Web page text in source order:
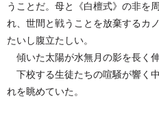
うことだ。母と《白檀式》の非を
れ、世間と戦うことを放棄するカ
たいし腹立たしい。
傾いた太陽が水無月の影を長く伸
下校する生徒たちの喧騒が響く
れを眺めていた。